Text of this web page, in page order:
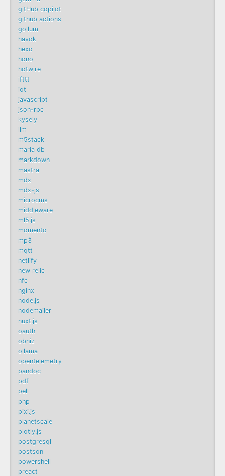
gitHub copilot
github actions
gollum
havok
hexo
hono
hotwire
ifttt
iot
javascript
json-rpc
kysely
llm
m5stack
maria db
markdown
mastra
mdx
mdx-js
microcms
middleware
ml5.js
momento
mp3
mqtt
netlify
new relic
nfc
nginx
node.js
nodemailer
nuxt.js
oauth
obniz
ollama
opentelemetry
pandoc
pdf
pell
php
pixi.js
planetscale
plotly.js
postgresql
postson
powershell
preact